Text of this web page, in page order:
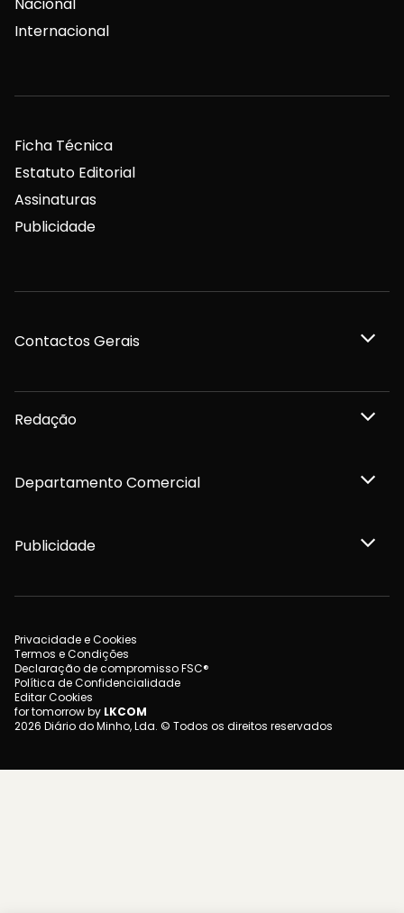
Internacional
Ficha Técnica
Estatuto Editorial
Assinaturas
Publicidade
Contactos Gerais
Redação
Departamento Comercial
Publicidade
Privacidade e Cookies
Termos e Condições
Declaração de compromisso FSC®
Política de Confidencialidade
Editar Cookies
for tomorrow by LKCOM
2026 Diário do Minho, Lda. © Todos os direitos reservados